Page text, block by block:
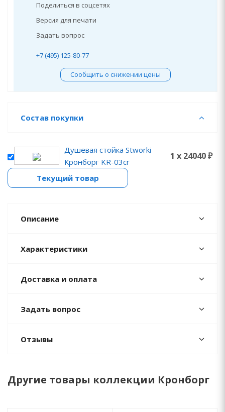
Поделиться в соцсетях
Версия для печати
Задать вопрос
+7 (495) 125-80-77
Сообщить о снижении цены
Состав покупки
Душевая стойка Stworki
Кронборг KR-03cr
1 x 24040 ₽
Текущий товар
Описание
Характеристики
Доставка и оплата
Задать вопрос
Отзывы
Другие товары коллекции Кронборг